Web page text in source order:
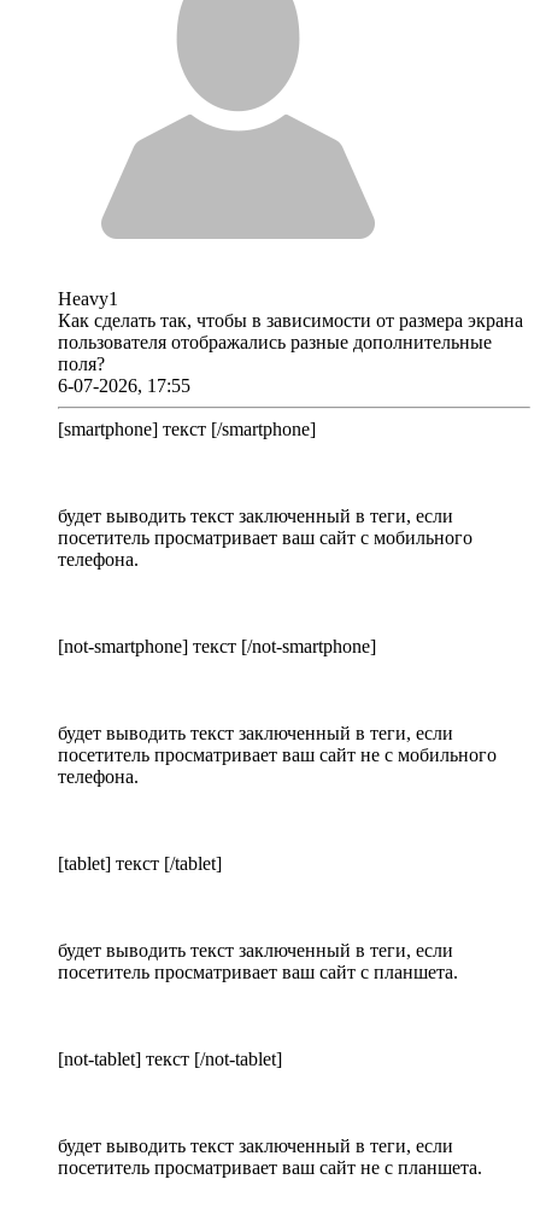
Heavy1
Как сделать так, чтобы в зависимости от размера экрана
пользователя отображались разные дополнительные
поля?
6-07-2026, 17:55
[smartphone] текст [/smartphone]
будет выводить текст заключенный в теги, если
посетитель просматривает ваш сайт с мобильного
телефона.
[not-smartphone] текст [/not-smartphone]
будет выводить текст заключенный в теги, если
посетитель просматривает ваш сайт не с мобильного
телефона.
[tablet] текст [/tablet]
будет выводить текст заключенный в теги, если
посетитель просматривает ваш сайт с планшета.
[not-tablet] текст [/not-tablet]
будет выводить текст заключенный в теги, если
посетитель просматривает ваш сайт не с планшета.